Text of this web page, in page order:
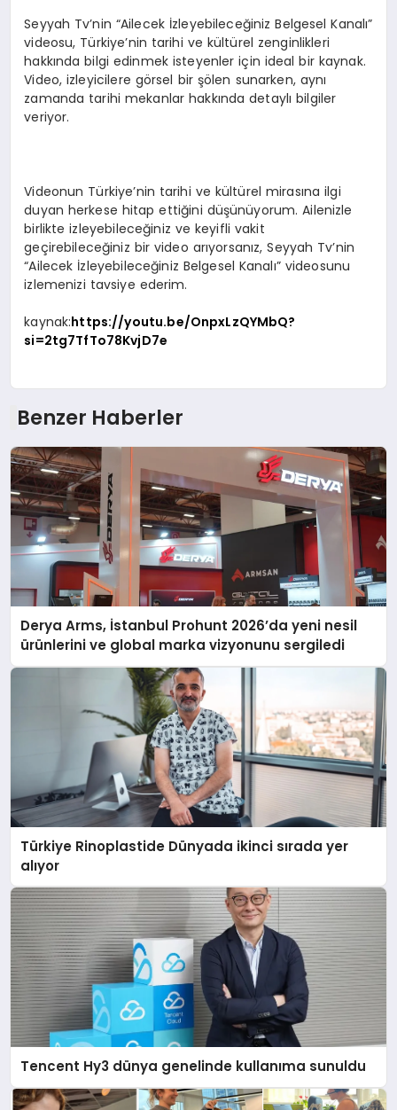
Seyyah Tv’nin “Ailecek İzleyebileceğiniz Belgesel Kanalı”
videosu, Türkiye’nin tarihi ve kültürel zenginlikleri
hakkında bilgi edinmek isteyenler için ideal bir kaynak.
Video, izleyicilere görsel bir şölen sunarken, aynı
zamanda tarihi mekanlar hakkında detaylı bilgiler
veriyor.
Videonun Türkiye’nin tarihi ve kültürel mirasına ilgi
duyan herkese hitap ettiğini düşünüyorum. Ailenizle
birlikte izleyebileceğiniz ve keyifli vakit
geçirebileceğiniz bir video arıyorsanız, Seyyah Tv’nin
“Ailecek İzleyebileceğiniz Belgesel Kanalı” videosunu
izlemenizi tavsiye ederim.
kaynak:https://youtu.be/OnpxLzQYMbQ?
si=2tg7TfTo78KvjD7e
Benzer Haberler
Derya Arms, İstanbul Prohunt 2026’da yeni nesil
ürünlerini ve global marka vizyonunu sergiledi
Türkiye Rinoplastide Dünyada ikinci sırada yer
alıyor
Tencent Hy3 dünya genelinde kullanıma sunuldu